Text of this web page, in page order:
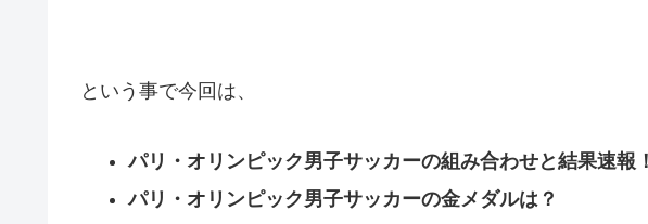
という事で今回は、
パリ・オリンピック男子サッカーの組み合わせと結果速報！
パリ・オリンピック男子サッカーの金メダルは？